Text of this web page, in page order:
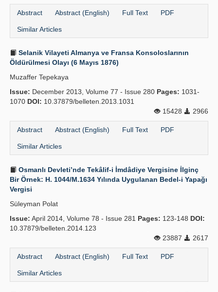
Abstract Abstract (English) Full Text PDF
Similar Articles
Selanik Vilayeti Almanya ve Fransa Kon­soloslarının
Öldürülmesi Olayı (6 Mayıs 1876)
Muzaffer Tepekaya
Issue: December 2013, Volume 77 - Issue 280 Pages: 1031-
1070 DOI: 10.37879/belleten.2013.1031
15428
2966
Abstract Abstract (English) Full Text PDF
Similar Articles
Osmanlı Devleti’nde Tekâlif-i İmdâdiye Vergisine İlginç
Bir Örnek: H. 1044/M.1634 Yılında Uygulanan Bedel-i Yapağı
Vergisi
Süleyman Polat
Issue: April 2014, Volume 78 - Issue 281 Pages: 123-148 DOI:
10.37879/belleten.2014.123
23887
2617
Abstract Abstract (English) Full Text PDF
Similar Articles